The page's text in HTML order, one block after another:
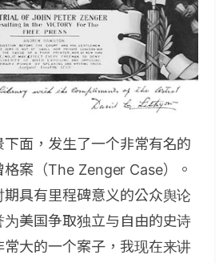
面，发生了一个非常有名的
案（The Zenger Case）。
具有里程碑意义的公众舆论
美国争取独立与自由的史诗
大的一个案子，我现在来讲